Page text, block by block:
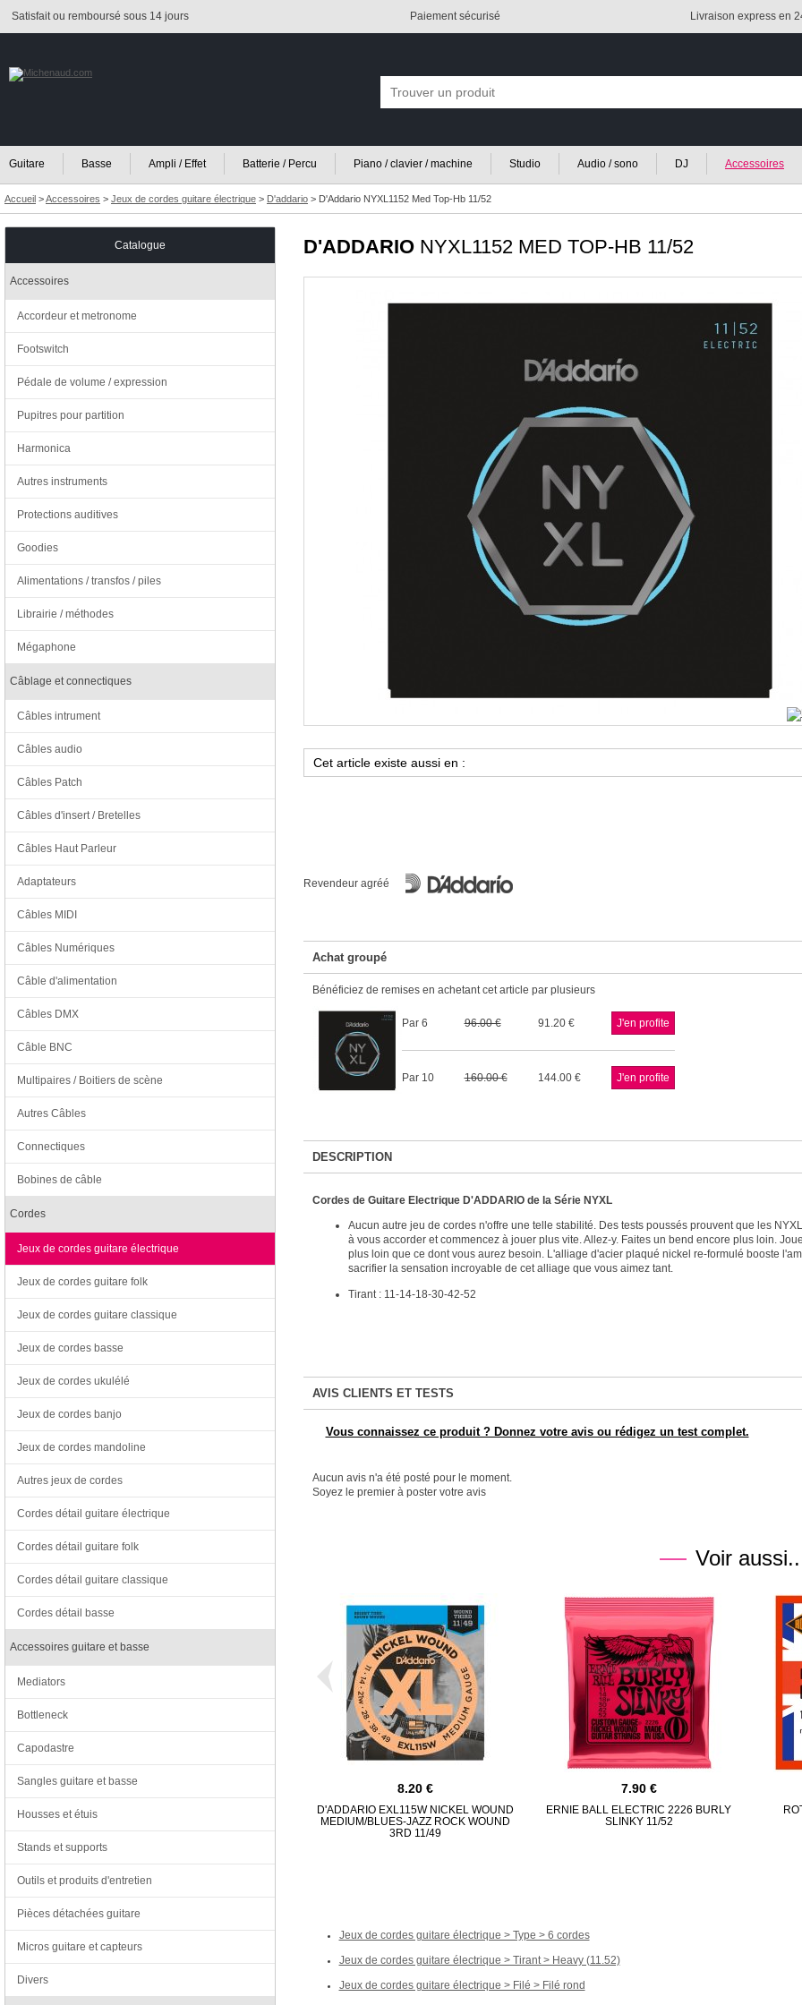
Satisfait ou remboursé sous 14 jours Paiement sécurisé Livraison express en
Guitare Basse Ampli / Effet Batterie / Percu Piano / clavier / machine Studio Audio / sono DJ Accessoires
Accueil >Accessoires > Jeux de cordes guitare électrique > D'addario > D'Addario NYXL1152 Med Top-Hb 11/52
D'ADDARIONYXL1152 MED TOP-HB 11/52
Revendeur agréé
Achat groupé
Bénéficiez de remises en achetant cet article par plusieurs
Par 6 96.00 91.20
Par 10 160.00 144.00
DESCRIPTION
Cordes de Guitare Electrique D'ADDARIO de la Série NYXL
Aucun autre jeu de cordes n'offre une telle stabilité. Des tests poussés prouvent que les
à vous accorder et commencez à jouer plus vite. Allez-y. Faites un bend encore plus loin.
plus loin que ce dont vous aurez besoin. L'alliage d'acier plaqué nickel re-formulé booste
sacrifier la sensation incroyable de cet alliage que vous aimez tant.
Tirant : 11-14-18-30-42-52
AVIS CLIENTS ET TESTS
Vous connaissez ce produit ? Donnez votre avis ou rédigez un test complet.
Aucun avis n'a été posté pour le moment.
Soyez le premier à poster votre avis
Voir
8.20
D'ADDARIO EXL115W NICKEL WOUND
MEDIUM/BLUES-JAZZ ROCK WOUND
3RD 11/49
7.90
ERNIE BALL ELECTRIC 2226 BURLY
SLINKY 11/52
Jeux de cordes guitare électrique > Type > 6 cordes
Jeux de cordes guitare électrique > Tirant > Heavy (11.52)
Jeux de cordes guitare électrique > Filé > Filé rond
Catalogue
Accessoires
Accordeur et metronome
Footswitch
Pédale de volume / expression
Pupitres pour partition
Harmonica
Autres instruments
Protections auditives
Goodies
Alimentations / transfos / piles
Librairie / méthodes
Mégaphone
Câblage et connectiques
Câbles intrument
Câbles audio
Câbles Patch
Câbles d'insert / Bretelles
Câbles Haut Parleur
Adaptateurs
Câbles MIDI
Câbles Numériques
Câble d'alimentation
Câbles DMX
Câble BNC
Multipaires / Boitiers de scène
Autres Câbles
Connectiques
Bobines de câble
Cordes
Jeux de cordes guitare électrique
Jeux de cordes guitare folk
Jeux de cordes guitare classique
Jeux de cordes basse
Jeux de cordes ukulélé
Jeux de cordes banjo
Jeux de cordes mandoline
Autres jeux de cordes
Cordes détail guitare électrique
Cordes détail guitare folk
Cordes détail guitare classique
Cordes détail basse
Accessoires guitare et basse
Mediators
Bottleneck
Capodastre
Sangles guitare et basse
Housses et étuis
Stands et supports
Outils et produits d'entretien
Pièces détachées guitare
Micros guitare et capteurs
Divers